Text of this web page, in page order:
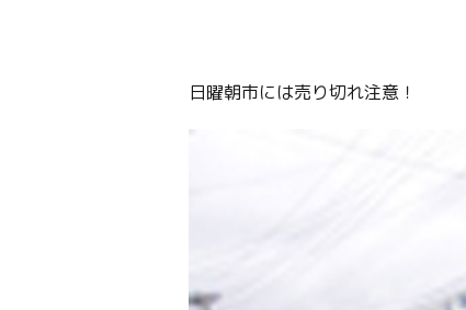
日曜朝市には売り切れ注意！